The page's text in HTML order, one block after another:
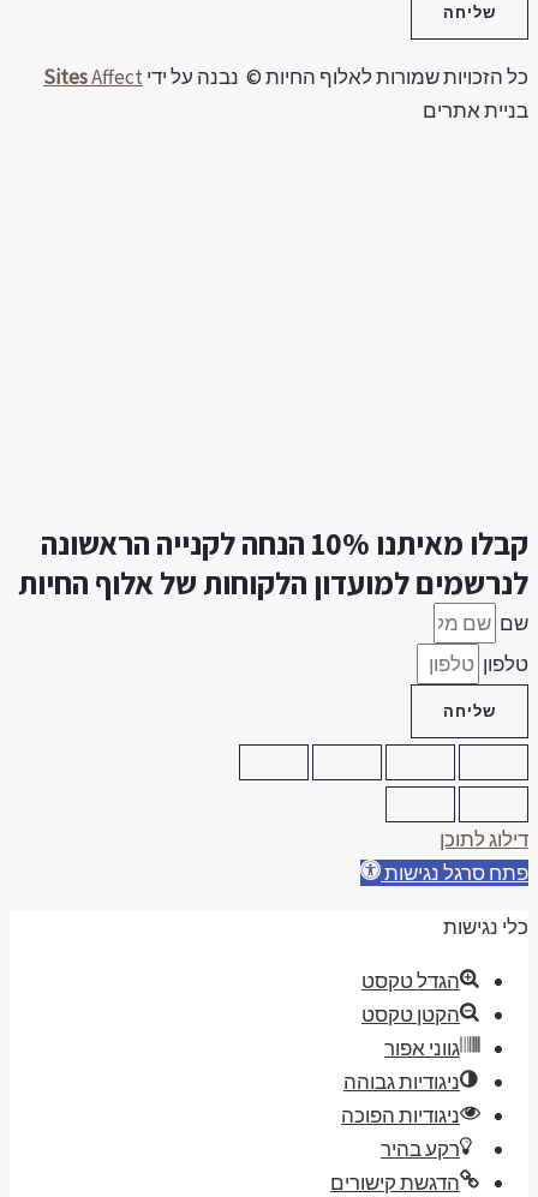
שליחה
הזכויות שמורות לאלוף החיות © נבנה על ידי SitesAffect
אתרים
קבלו מאיתנו 10% הנחה לקנייה הראשונה
למועדון הלקוחות של אלוף החיות
שליחה
לתוכן
סרגל נגישות
נגישות
הגדל טקסט
הקטן טקסט
גווני אפור
ניגודיות גבוהה
ניגודיות הפוכה
רקע בהיר
הדגשת קישורים